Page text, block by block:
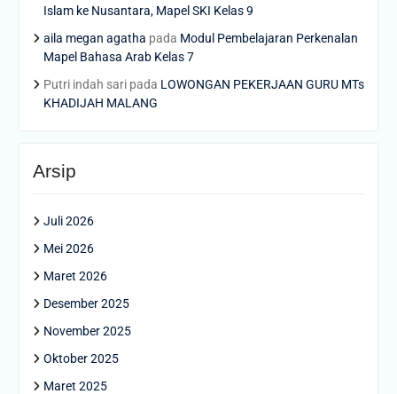
Islam ke Nusantara, Mapel SKI Kelas 9
aila megan agatha pada Modul Pembelajaran Perkenalan
Mapel Bahasa Arab Kelas 7
Putri indah saripada LOWONGAN PEKERJAAN GURU MTs
KHADIJAH MALANG
Arsip
Juli 2026
Mei 2026
Maret 2026
Desember 2025
November 2025
Oktober 2025
Maret 2025